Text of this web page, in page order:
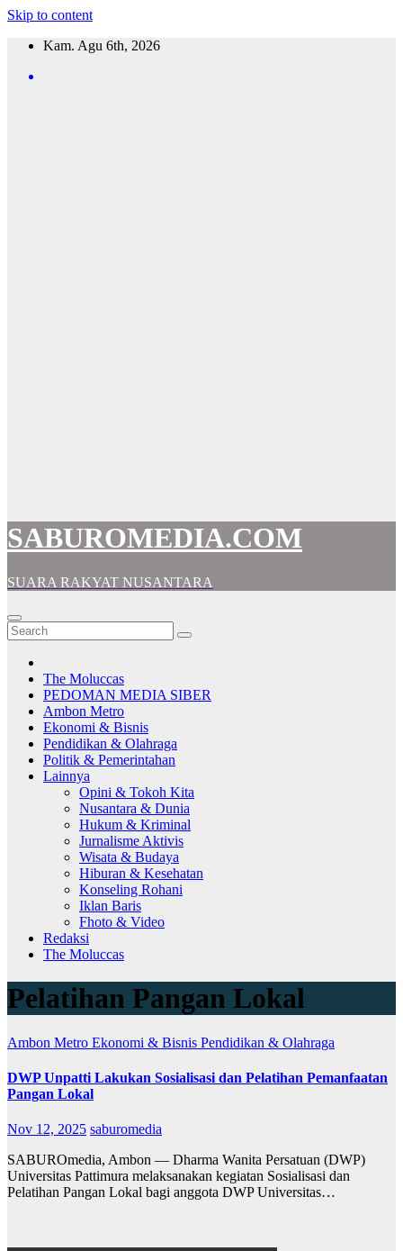
Skip to content
Kam. Agu 6th, 2026
SABUROMEDIA.COM
SUARA RAKYAT NUSANTARA
The Moluccas
PEDOMAN MEDIA SIBER
Ambon Metro
Ekonomi & Bisnis
Pendidikan & Olahraga
Politik & Pemerintahan
Lainnya
Opini & Tokoh Kita
Nusantara & Dunia
Hukum & Kriminal
Jurnalisme Aktivis
Wisata & Budaya
Hiburan & Kesehatan
Konseling Rohani
Iklan Baris
Fhoto & Video
Redaksi
The Moluccas
Pelatihan Pangan Lokal
Ambon Metro Ekonomi & Bisnis Pendidikan & Olahraga
DWP Unpatti Lakukan Sosialisasi dan Pelatihan Pemanfaatan
Pangan Lokal
Nov 12, 2025 saburomedia
SABUROmedia, Ambon — Dharma Wanita Persatuan (DWP)
Universitas Pattimura melaksanakan kegiatan Sosialisasi dan
Pelatihan Pangan Lokal bagi anggota DWP Universitas…